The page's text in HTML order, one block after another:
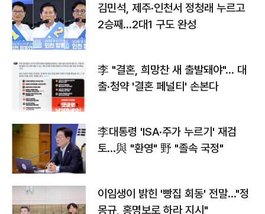
김민석, 제주·인천서 정청래 누르고
2승째…2대1 구도 완성
李 "결혼, 희망찬 새 출발돼야"… 대
출·청약 '결혼 페널티' 손본다
李대통령 'ISA·주가 누르기' 재검
토…與 "환영" 野 "졸속 국정"
이임생이 밝힌 '빵집 회동' 전말…"정
몽규, 홍명보로 하라 지시"